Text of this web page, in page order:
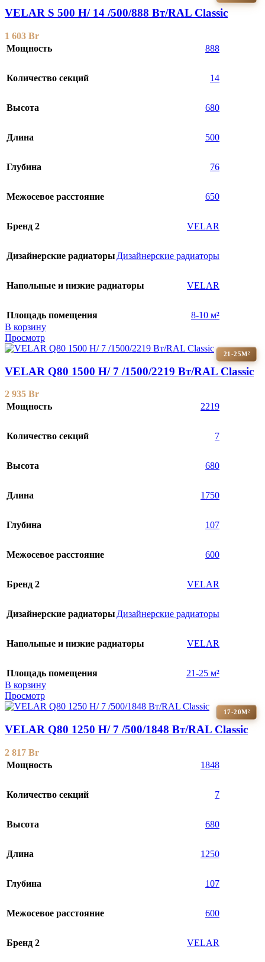
VELAR S 500 H/ 14 /500/888 Вт/RAL Classic
1 603 Br
Мощность
888
Количество секций 14
Высота 680
Длина 500
Глубина 76
Межосевое расстояние 650
Бренд 2 VELAR
Дизайнерские радиаторы Дизайнерские радиаторы
Напольные и низкие радиаторы VELAR
Площадь помещения
8-10 м²
В корзину
Просмотр
21-25М²
VELAR Q80 1500 H/ 7 /1500/2219 Вт/RAL Classic
2 935 Br
Мощность
2219
Количество секций 7
Высота 680
Длина 1750
Глубина 107
Межосевое расстояние 600
Бренд 2 VELAR
Дизайнерские радиаторы Дизайнерские радиаторы
Напольные и низкие радиаторы VELAR
Площадь помещения
21-25 м²
В корзину
Просмотр
17-20М²
VELAR Q80 1250 H/ 7 /500/1848 Вт/RAL Classic
2 817 Br
Мощность
1848
Количество секций 7
Высота 680
Длина 1250
Глубина 107
Межосевое расстояние 600
Бренд 2 VELAR